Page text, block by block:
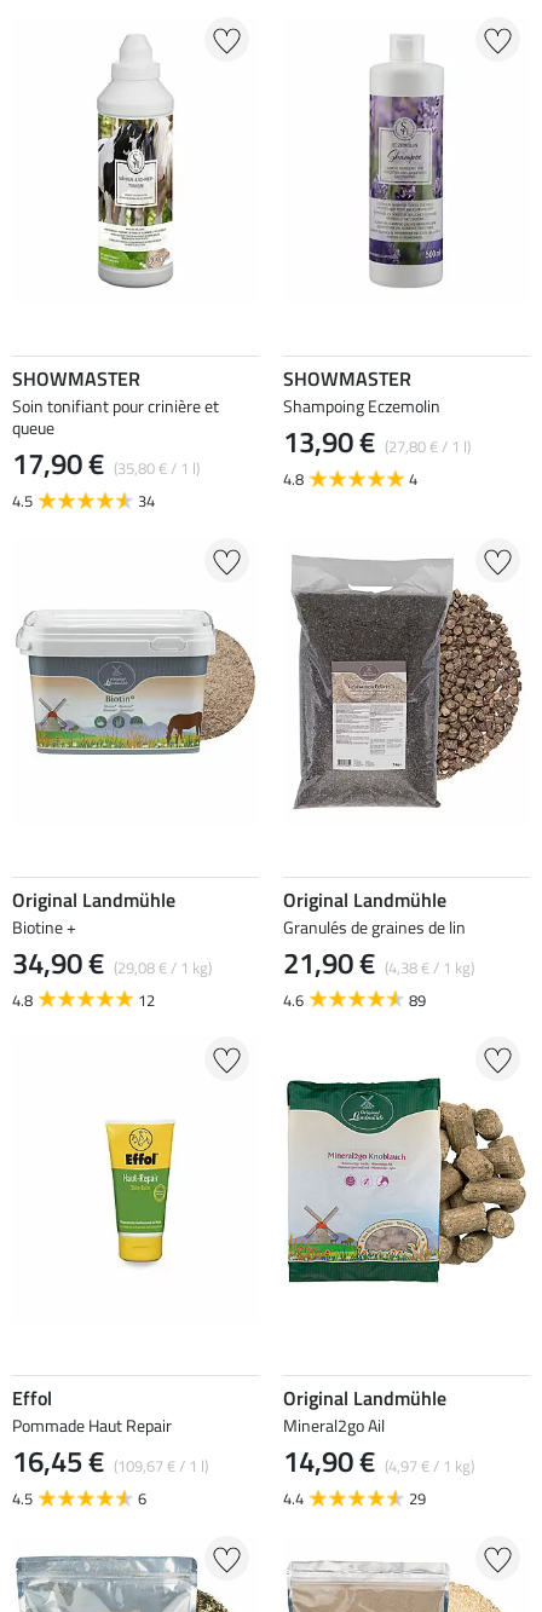
SHOWMASTER
Soin tonifiant pour crinière et
queue
17,90 € (35,80 € / 1 l)
4.5
34
SHOWMASTER
Shampoing Eczemolin
13,90 € (27,80 € / 1 l)
4.8
4
Original Landmühle
Biotine +
34,90 € (29,08 € / 1 kg)
4.8
12
Original Landmühle
Granulés de graines de lin
21,90 € (4,38 € / 1 kg)
4.6
89
Effol
Pommade Haut Repair
16,45 € (109,67 € / 1 l)
4.5
6
Original Landmühle
Mineral2go Ail
14,90 € (4,97 € / 1 kg)
4.4
29